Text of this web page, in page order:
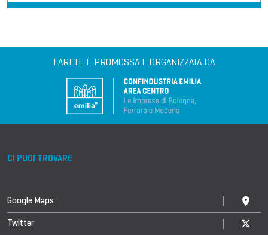
FARETE È PROMOSSA E ORGANIZZATA DA
CI PUOI TROVARE
Google Maps
Twitter